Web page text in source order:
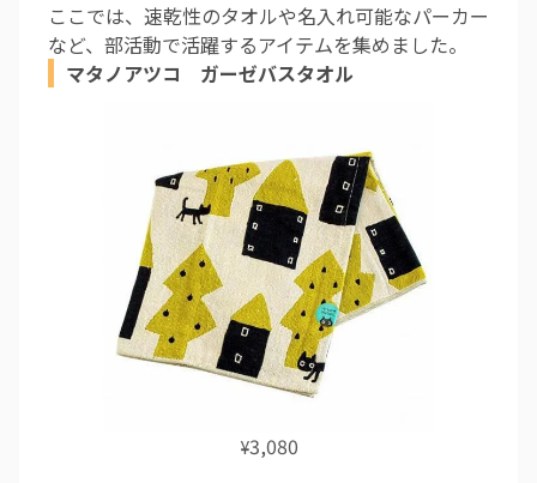
ここでは、速乾性のタオルや名入れ可能なパーカー
など、部活動で活躍するアイテムを集めました。
マタノアツコ ガーゼバスタオル
¥3,080